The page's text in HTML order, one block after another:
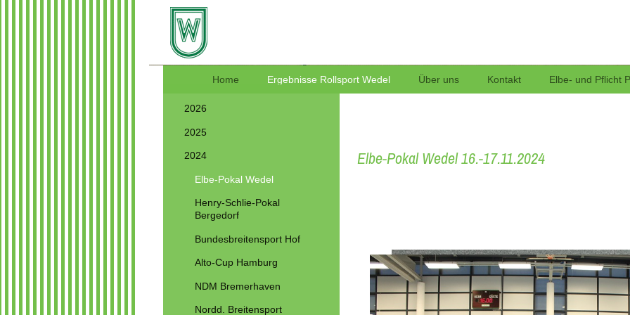
Home Ergebnisse Rollsport Wedel Über uns Kontakt Elbe- und Pflicht
Elbe-Pokal Wedel 16.-17.11.2024
2026
2025
2024
Elbe-Pokal Wedel
Henry-Schlie-Pokal
Bergedorf
Bundesbreitensport Hof
Alto-Cup Hamburg
NDM Bremerhaven
Nordd. Breitensport